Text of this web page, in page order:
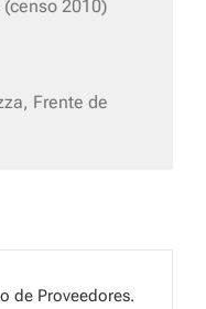
2010)
Frente de
de Proveedores.